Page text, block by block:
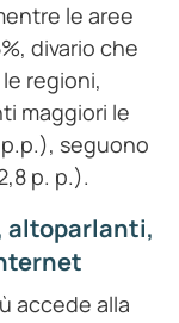
le aree
divario che
regioni,
maggiori le
seguono
p. p.).
altoparlanti,
accede alla